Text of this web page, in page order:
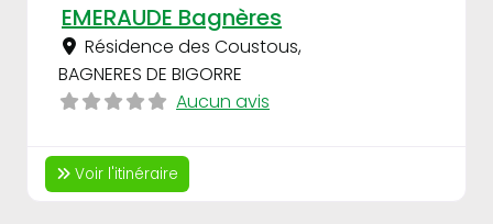
EMERAUDE Bagnères
Résidence des Coustous,
BAGNERES DE BIGORRE
Aucun avis
Voir l'itinéraire